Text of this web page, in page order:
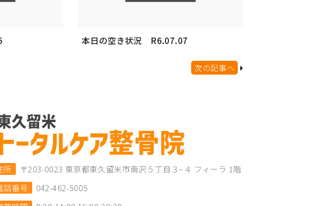
本日の空き状況 R6.07.07
次の記事へ
所
〒203-0023 東京都東久留米市南沢５丁目３−４ フィーラ 1階
話番号
042-462-5005